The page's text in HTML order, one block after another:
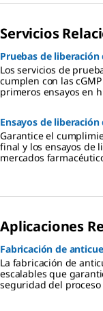
Servicios
Pruebas de
Los servicios de
cumplen con las
primeros ensayos en
Ensayos de
Garantice el
final y los ensayos de
mercados
Aplicaciones
Fabricación de
La fabricación de
escalables que
seguridad del